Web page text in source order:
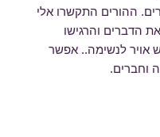
ההורים התקשרו אלי
הדברים והרגישו
אויר לנשימה.. אפשר
וחברים.